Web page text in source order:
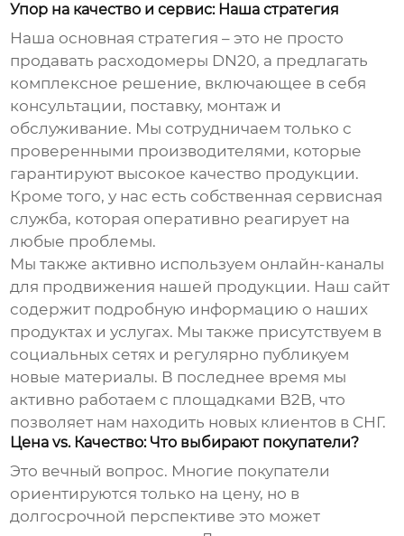
Упор на качество и сервис: Наша стратегия
Наша основная стратегия – это не просто
продавать расходомеры DN20, а предлагать
комплексное решение, включающее в себя
консультации, поставку, монтаж и
обслуживание. Мы сотрудничаем только с
проверенными производителями, которые
гарантируют высокое качество продукции.
Кроме того, у нас есть собственная сервисная
служба, которая оперативно реагирует на
любые проблемы.
Мы также активно используем онлайн-каналы
для продвижения нашей продукции. Наш сайт
содержит подробную информацию о наших
продуктах и услугах. Мы также присутствуем в
социальных сетях и регулярно публикуем
новые материалы. В последнее время мы
активно работаем с площадками B2B, что
позволяет нам находить новых клиентов в СНГ.
Цена vs. Качество: Что выбирают покупатели?
Это вечный вопрос. Многие покупатели
ориентируются только на цену, но в
долгосрочной перспективе это может